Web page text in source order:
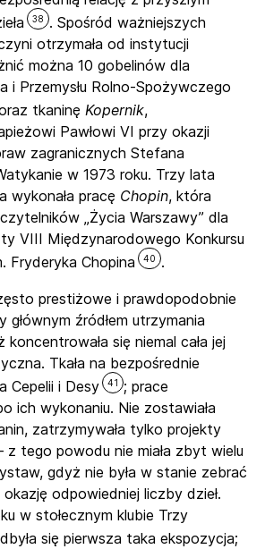
38
. Spośród ważniejszych
otrzymała od instytucji
można 10 gobelinów dla
i Przemysłu Rolno-Spożywczego
tkaninęKopernik,
Pawłowi VI przy okazji
zagranicznych Stefana
w 1973 roku. Trzy lata
wykonała pracę Chopin, która
„Życia Warszawy” dla
VIII Międzynarodowego Konkursu
Fryderyka Chopina
40
.
prestiżowe i prawdopodobnie
głównym źródłem utrzymania
się niemal cała jej
Tkała na bezpośrednie
Cepelii i Desy
41
; prace
ich wykonaniu. Nie zostawiała
zatrzymywała tylko projekty
z tego powodu nie miała zbyt wielu
gdyż nie była w stanie zebrać
odpowiedniej liczby dzieł.
w stołecznym klubie Trzy
się pierwsza taka ekspozycja;